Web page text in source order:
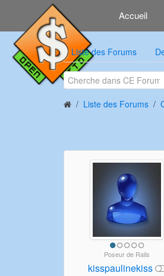
Accueil
Liste des Forums
Liste des Forums
Poseur de Rails
kisspaulinekiss